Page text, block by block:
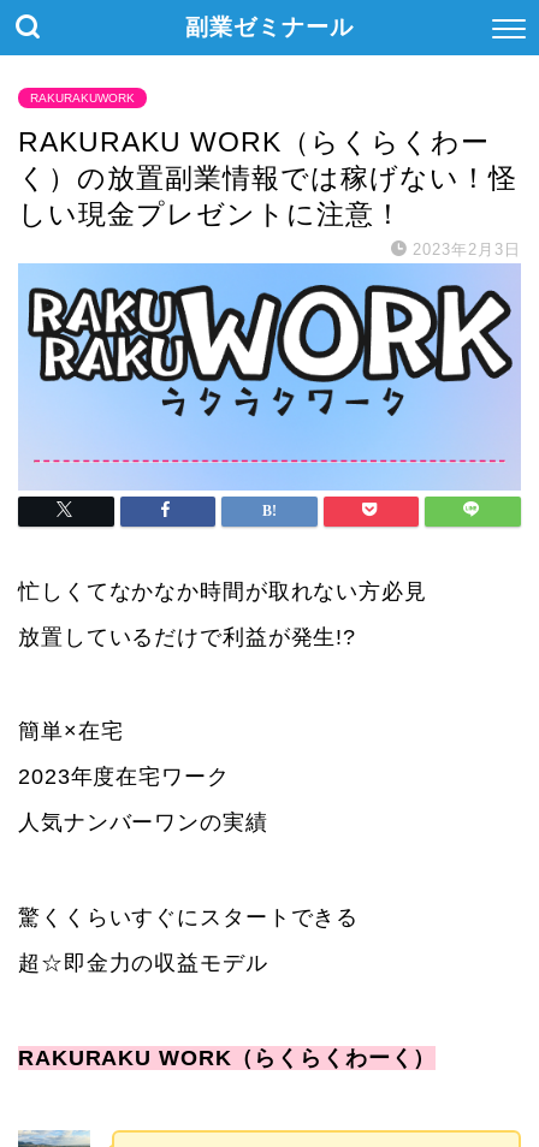
副業ゼミナール
RAKURAKUWORK
RAKURAKU WORK（らくらくわー
く）の放置副業情報では稼げない！怪
しい現金プレゼントに注意！
2023年2月3日
忙しくてなかなか時間が取れない方必見
放置しているだけで利益が発生!?
簡単×在宅
2023年度在宅ワーク
人気ナンバーワンの実績
驚くくらいすぐにスタートできる
超☆即金力の収益モデル
RAKURAKU WORK（らくらくわーく）